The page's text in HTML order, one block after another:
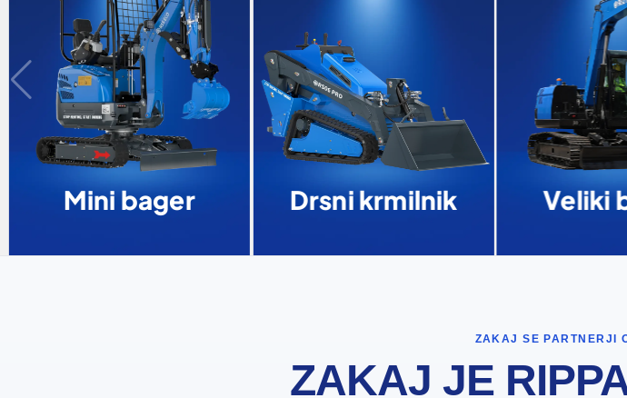
Mini bager Drsni krmilnik Veliki
ZAKAJ SE PARTNERJI
ZAKAJ JE